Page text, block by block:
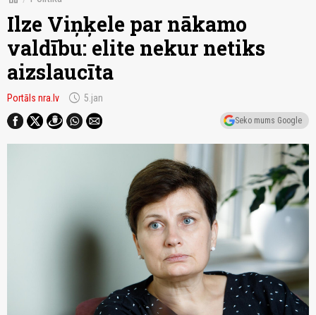
Ilze Viņķele par nākamo
valdību: elite nekur netiks
aizslaucīta
Portāls nra.lv schedule 5.jan
Seko mums Google